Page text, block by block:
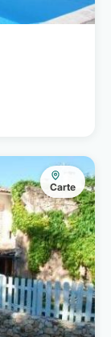
Carte